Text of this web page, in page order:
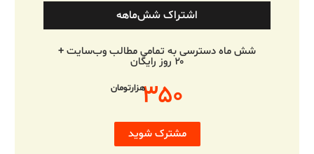
اشتراک شش‌ماهه
شش ماه دسترسی به تمامی مطالب وب‌سایت +
۲۰ روز رایگان
۳۵۰هزارتومان
مشترک شوید